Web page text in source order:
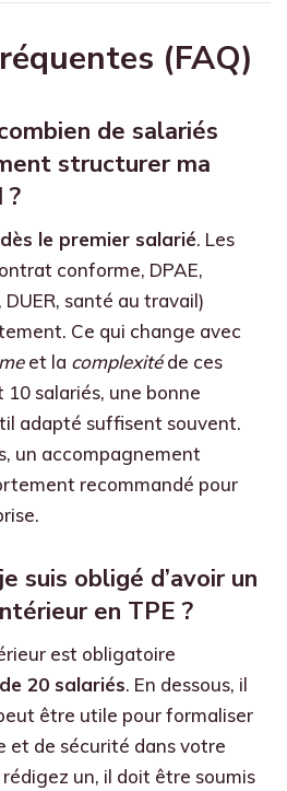
(FAQ)
de salariés
structurer ma
?
dès le premier salarié. Les
conforme, DPAE,
santé au travail)
Ce qui change avec
et la complexitéde ces
salariés, une bonne
adapté suffisent souvent.
un accompagnement
recommandé pour
suis obligé d’avoir un
en TPE ?
est obligatoire
20 salariés. En dessous, il
être utile pour formaliser
et de sécurité dans votre
un, il doit être soumis